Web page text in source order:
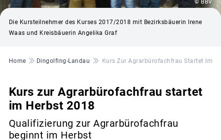
Die Kursteilnehmer des Kurses 2017/2018 mit Bezirksbäuerin Irene
Waas und Kreisbäuerin Angelika Graf
Pfadnavigation
Home Dingolfing-Landau Kurs Zur Agrarbürofachfrau Startet Im
Kurs zur Agrarbürofachfrau startet
im Herbst 2018
Qualifizierung zur Agrarbürofachfrau
beginnt im Herbst